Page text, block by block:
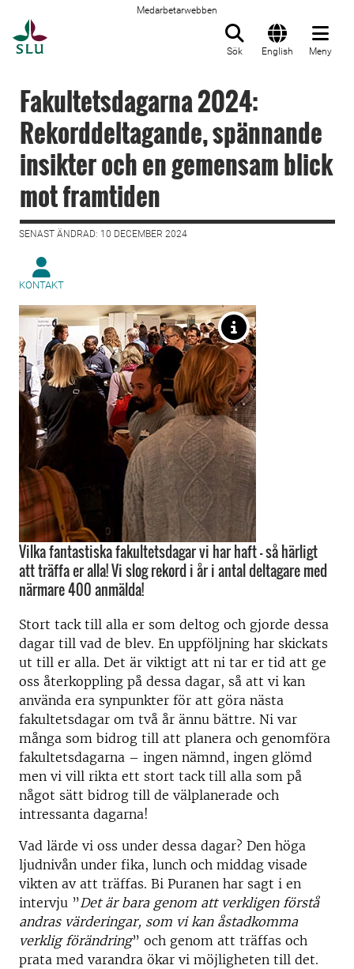
Medarbetarwebben
Sök English Meny
Fakultetsdagarna 2024:
Rekorddeltagande, spännande
insikter och en gemensam blick
mot framtiden
SENAST ÄNDRAD: 10 DECEMBER 2024
KONTAKT
Vilka fantastiska fakultetsdagar vi har haft – så härligt
att träffa er alla! Vi slog rekord i år i antal deltagare med
närmare 400 anmälda!
Stort tack till alla er som deltog och gjorde dessa
dagar till vad de blev. En uppföljning har skickats
ut till er alla. Det är viktigt att ni tar er tid att ge
oss återkoppling på dessa dagar, så att vi kan
använda era synpunkter för att göra nästa
fakultetsdagar om två år ännu bättre. Ni var
många som bidrog till att planera och genomföra
fakultetsdagarna – ingen nämnd, ingen glömd
men vi vill rikta ett stort tack till alla som på
något sätt bidrog till de välplanerade och
intressanta dagarna!
Vad lärde vi oss under dessa dagar? Den höga
ljudnivån under fika, lunch och middag visade
vikten av att träffas. Bi Puranen har sagt i en
intervju ”Det är bara genom att verkligen förstå
andras värderingar, som vi kan åstadkomma
verklig förändring” och genom att träffas och
prata med varandra ökar vi möjligheten till det.